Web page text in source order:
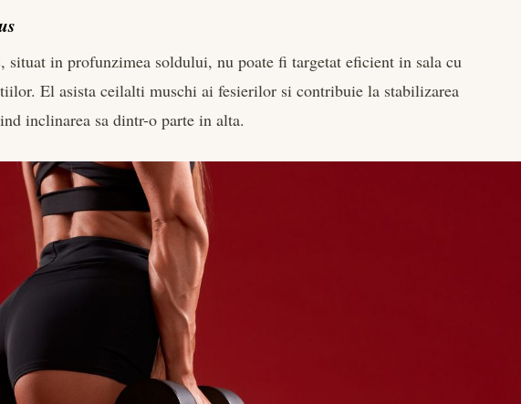
situat in profunzimea soldului, nu poate fi targetat eficient in sala cu
El asista ceilalti muschi ai fesierilor si contribuie la stabilizarea
inclinarea sa dintr-o parte in alta.